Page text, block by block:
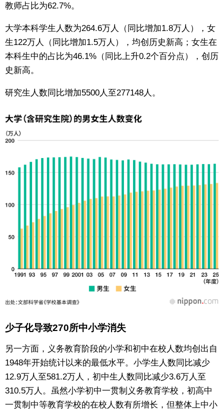
编辑部通知
SNS
教师占比为62.7%。
大学本科学生人数为264.6万人（同比增加1.8万人），女
生122万人（同比增加1.5万人），均创历史新高；女生在
本科生中的占比为46.1%（同比上升0.2个百分点），创历
史新高。
研究生人数同比增加5500人至277148人。
少子化导致270所中小学消失
另一方面，义务教育阶段的小学和初中在校人数均创出自
1948年开始统计以来的最低水平。小学生人数同比减少
12.9万人至581.2万人，初中生人数同比减少3.6万人至
310.5万人。虽然小学初中一贯制义务教育学校，初高中
一贯制中等教育学校的在校人数有所增长，但整体上中小